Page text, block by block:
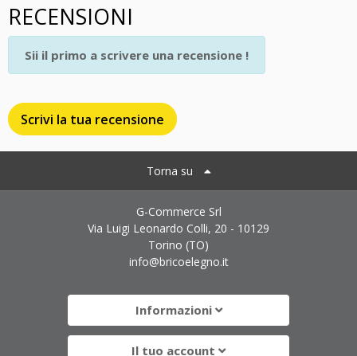
RECENSIONI
Scrivi la tua recensione
Sii il primo a scrivere una recensione !
Torna su
G-Commerce Srl
Via Luigi Leonardo Colli, 20 - 10129
Torino (TO)
info@bricoelegno.it
Informazioni
Il tuo account